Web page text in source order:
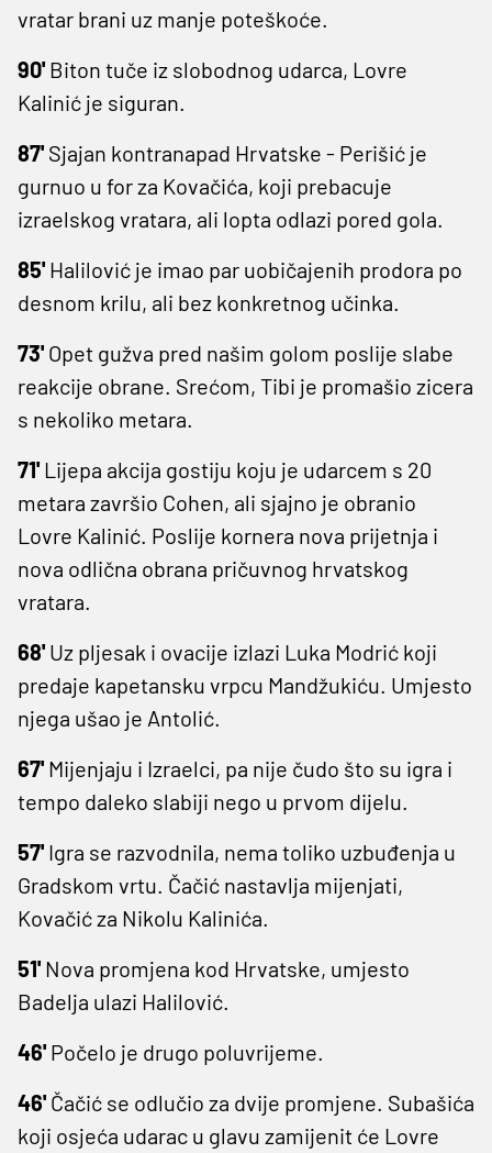
vratar brani uz manje poteškoće.
90' Biton tuče iz slobodnog udarca, Lovre
Kalinić je siguran.
87' Sjajan kontranapad Hrvatske - Perišić je
gurnuo u for za Kovačića, koji prebacuje
izraelskog vratara, ali lopta odlazi pored gola.
85' Halilović je imao par uobičajenih prodora po
desnom krilu, ali bez konkretnog učinka.
73' Opet gužva pred našim golom poslije slabe
reakcije obrane. Srećom, Tibi je promašio zicera
s nekoliko metara.
71' Lijepa akcija gostiju koju je udarcem s 20
metara završio Cohen, ali sjajno je obranio
Lovre Kalinić. Poslije kornera nova prijetnja i
nova odlična obrana pričuvnog hrvatskog
vratara.
68' Uz pljesak i ovacije izlazi Luka Modrić koji
predaje kapetansku vrpcu Mandžukiću. Umjesto
njega ušao je Antolić.
67' Mijenjaju i Izraelci, pa nije čudo što su igra i
tempo daleko slabiji nego u prvom dijelu.
57' Igra se razvodnila, nema toliko uzbuđenja u
Gradskom vrtu. Čačić nastavlja mijenjati,
Kovačić za Nikolu Kalinića.
51' Nova promjena kod Hrvatske, umjesto
Badelja ulazi Halilović.
46' Počelo je drugo poluvrijeme.
46' Čačić se odlučio za dvije promjene. Subašića
koji osjeća udarac u glavu zamijenit će Lovre